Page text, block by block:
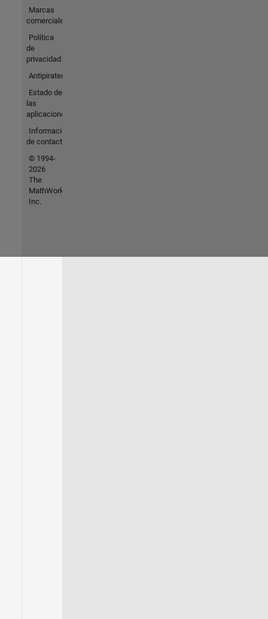
Marcas
comerciales
Política
de
privacidad
Antipiratería
Estado de
las
aplicaciones
Información
de contacto
© 1994-
2026
The
MathWorks,
Inc.